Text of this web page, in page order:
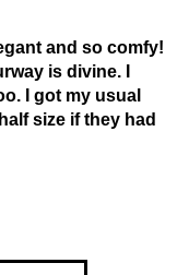
and so comfy!
is divine. I
I got my usual
size if they had